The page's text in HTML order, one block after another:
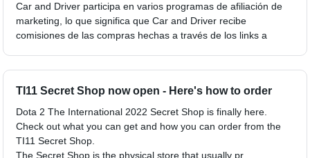
Car and Driver participa en varios programas de afiliación de
marketing, lo que significa que Car and Driver recibe
comisiones de las compras hechas a través de los links a
TI11 Secret Shop now open - Here's how to order
Dota 2 The International 2022 Secret Shop is finally here.
Check out what you can get and how you can order from the
TI11 Secret Shop.
The Secret Shop is the physical store that usually pr